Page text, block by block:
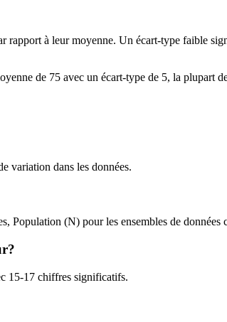
rapport à leur moyenne. Un écart-type faible
de 75 avec un écart-type de 5, la plupart
variation dans les données.
Population (N) pour les ensembles de données
15-17 chiffres significatifs.